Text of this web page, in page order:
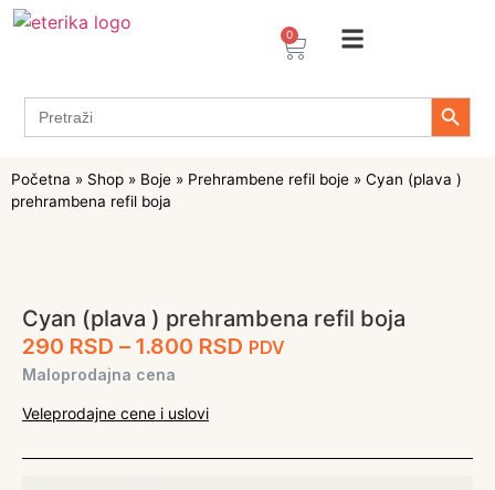
0
Search
for:
Search
Početna » Shop » Boje » Prehrambene refil boje » Cyan (plava )
prehrambena refil boja
Cyan (plava ) prehrambena refil boja
290 RSD – 1.800 RSD PDV
Maloprodajna cena
Veleprodajne cene i uslovi